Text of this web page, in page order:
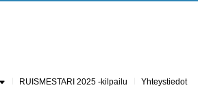
RUISMESTARI 2025 -kilpailu Yhteystiedot